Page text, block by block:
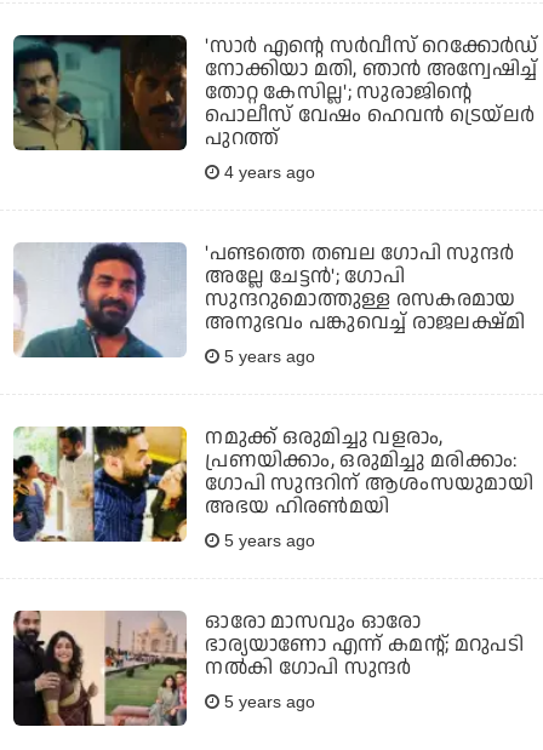
'സാര്‍ എന്റെ സര്‍വീസ് റെക്കോര്‍ഡ്
നോക്കിയാ മതി, ഞാന്‍ അന്വേഷിച്ച്
തോറ്റ കേസില്ല'; സുരാജിന്റെ
പൊലീസ് വേഷം ഹെവന്‍ ട്രെയ്ലര്‍
പുറത്ത്
4 years ago
'പണ്ടത്തെ തബല ഗോപി സുന്ദര്‍
അല്ലേ ചേട്ടന്‍'; ഗോപി
സുന്ദറുമൊത്തുള്ള രസകരമായ
അനുഭവം പങ്കുവെച്ച് രാജലക്ഷ്മി
5 years ago
നമുക്ക് ഒരുമിച്ചു വളരാം,
പ്രണയിക്കാം, ഒരുമിച്ചു മരിക്കാം:
ഗോപി സുന്ദറിന് ആശംസയുമായി
അഭയ ഹിരണ്‍മയി
5 years ago
ഓരോ മാസവും ഓരോ
ഭാര്യയാണോ എന്ന് കമന്റ്; മറുപടി
നല്‍കി ഗോപി സുന്ദര്‍
5 years ago